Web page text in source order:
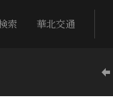
索 華北交通